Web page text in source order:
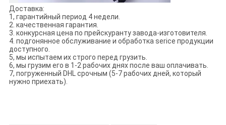
Доставка:
1, гарантийный период 4 недели.
2. качественная гарантия.
3. конкурсная цена по прейскуранту завода-изготовителя.
4. подгонянное обслуживание и обработка serice продукции
доступного.
5, мы испытаем их строго перед грузить.
6, мы грузим его в 1-2 рабочих днях после ваш оплачивать.
7, погруженный DHL срочным (5-7 рабочих дней, который
нужно приехать).